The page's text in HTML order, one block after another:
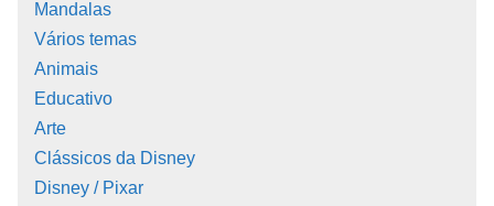
Mandalas
Vários temas
Animais
Educativo
Arte
Clássicos da Disney
Disney / Pixar